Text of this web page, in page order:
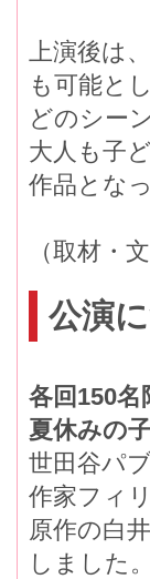
上演後は
も可能と
どのシー
大人も子
作品となっ
（取材・
公演
各回150
夏休みの
世田谷パ
作家フィ
原作の白
しました。